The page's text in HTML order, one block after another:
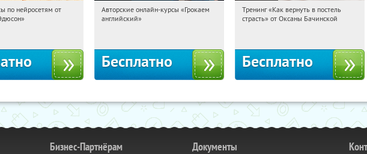
Получили:
по нейросетям от
06:47:54 Получили:
Авторские онлайн-курсы «Грокаем
английский»
Бесплатно
06:47:54 Получили:
Тренинг «Как вернуть в постель
страсть» от Оксаны Бачинской
Бесплатно
Бизнес-Партнёрам Документы